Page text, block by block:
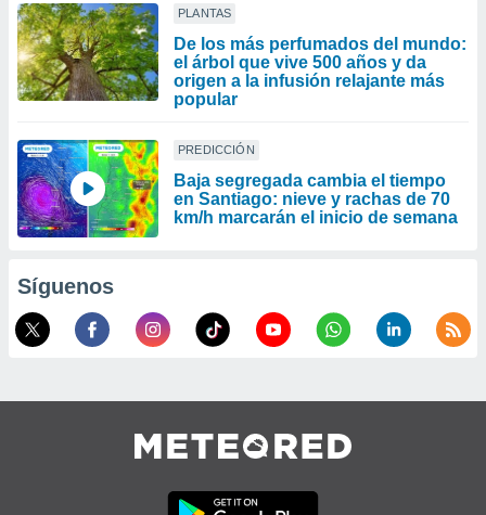
PLANTAS
De los más perfumados del mundo:
el árbol que vive 500 años y da
origen a la infusión relajante más
popular
PREDICCIÓN
Baja segregada cambia el tiempo
en Santiago: nieve y rachas de 70
km/h marcarán el inicio de semana
Síguenos